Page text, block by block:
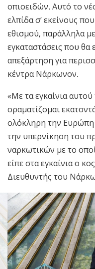
οπιοειδών. Αυτό το
ελπίδα σ’ εκείνους
εθισμού, παράλληλα με
εγκαταστάσεις που θα
απεξάρτηση για
κέντρα Νάρκωνον.
«Με τα εγκαίνια
οραματίζομαι
ολόκληρη την Ευρώπη
την υπερνίκηση του
ναρκωτικών με το
είπε στα εγκαίνια ο
Διευθυντής του